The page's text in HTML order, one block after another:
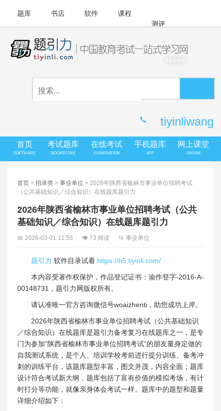
题库 书店 软件
课程
测评
APP下载
tiyinliwang
首页
SOFTWARE
考试题库
BOOKSTORE
在线考试
EXAMINATION
手机题库
APP
网上课堂
ONLINE
首页 > 招录类 > 事业单位 > 2026年陕西省榆林市事业单位招聘考试
（公共基础知识／综合知识）在线题库题引力
2026年陕西省榆林市事业单位招聘考试（公共
基础知识／综合知识）在线题库题引力
📅 2026-03-01 11:55 👁 73 阅读 📂 事业单位
题引力 软件目录试看 https://h5.tiyinli.com/
本内容受著作权保护，作品登记证书：渝作登字-2016-A-
00148731，题引力网版权所有。
请认准唯一官方咨询微信号woaizhenti，助您成功上岸。
2026年陕西省榆林市事业单位招聘考试（公共基础知识
／综合知识）在线题库是题引力备考复习在线题库之一，是专
门为参加“陕西省榆林市事业单位招聘考试”的朋友量身定做的
自我测试系统，是个人、培训学校考前进行提分训练、备考冲
刺的训练平台，该题库题型丰富，图文并茂，内容全面；题库
设计符合考试新大纲，题库包括了富有价值的模拟考场，有计
时打分等功能，就像亲身体会考试一样。题库中的题型和题量
详细介绍如下：